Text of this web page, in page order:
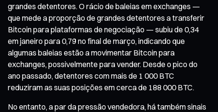
grandes detentores. O rácio de baleias em exchanges —
que mede a proporção de grandes detentores a transferir
Bitcoin para plataformas de negociação — subiu de 0,34
em janeiro para 0,79 no final de março, indicando que
algumas baleias estão a movimentar Bitcoin para
exchanges, possivelmente para vender. Desde o pico do
ano passado, detentores com mais de 1 000 BTC
reduziram as suas posições em cerca de 188 000 BTC.
No entanto, a par da pressão vendedora, há também sinais